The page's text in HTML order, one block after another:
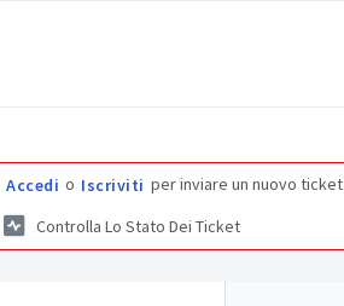
Accedi o Iscriviti per inviare un nuovo ticket
Controlla Lo Stato Dei Ticket